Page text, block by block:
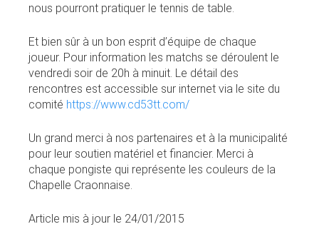
nous pourront pratiquer le tennis de table.
Et bien sûr à un bon esprit d’équipe de chaque
joueur. Pour information les matchs se déroulent le
vendredi soir de 20h à minuit. Le détail des
rencontres est accessible sur internet via le site du
comité https://www.cd53tt.com/
Un grand merci à nos partenaires et à la municipalité
pour leur soutien matériel et financier. Merci à
chaque pongiste qui représente les couleurs de la
Chapelle Craonnaise.
Article mis à jour le 24/01/2015